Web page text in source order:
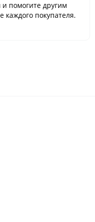
помогите другим
покупателя.